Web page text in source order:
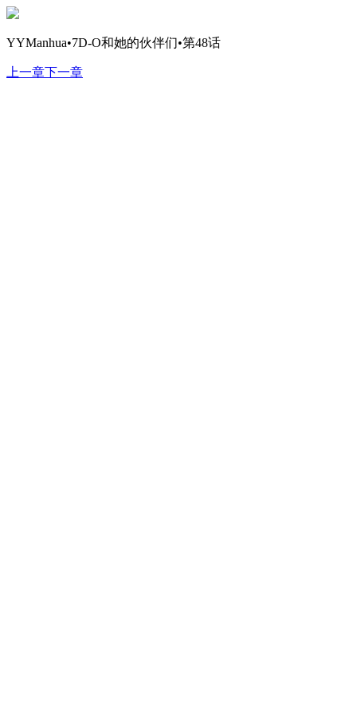
YYManhua•7D-O和她的伙伴们•第48话
上一章下一章